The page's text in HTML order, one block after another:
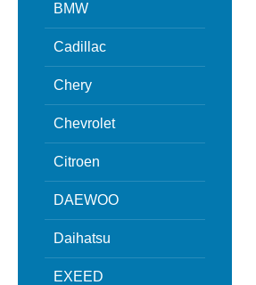
BMW
Cadillac
Chery
Chevrolet
Citroen
DAEWOO
Daihatsu
EXEED